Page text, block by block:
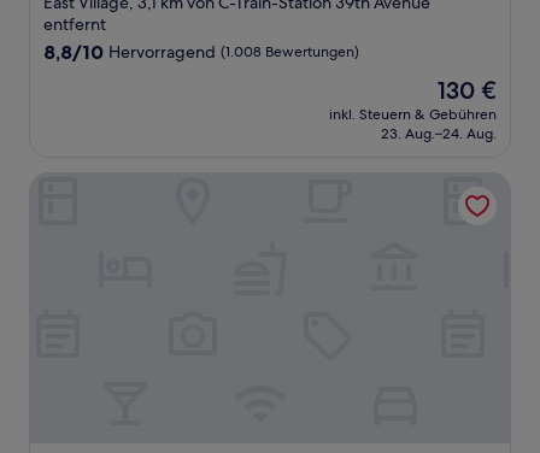
Unterkunft
entfernt
8.8
8,8/10 Hervorragend (1.008 Bewertungen)
Der
Preis
beträgt
130 €
inkl. Steuern & Gebühren
23. Aug.–24. Aug.